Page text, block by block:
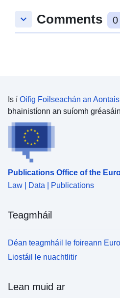
keyboard_arrow_down Comments 0
Is í Oifig Foilseachán an
bhainistíonn an suíomh
Publications Office of the
Law | Data | Publications
Teagmháil
Déan teagmháil le foireann
Liostáil le nuachtlitir
Lean muid ar